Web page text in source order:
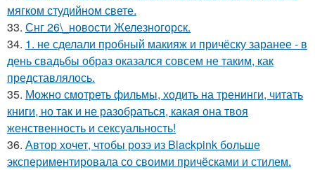
мягком студийном свете.
33. Снг 26\_новости Железногорск.
34. 1. не сделали пробный макияж и причёску заранее - в
день свадьбы образ оказался совсем не таким, как
представлялось.
35. Можно смотреть фильмы, ходить на тренинги, читать
книги, но так и не разобраться, какая она твоя
женственность и сексуальность!
36. Автор хочет, чтобы розэ из Blackpink больше
экспериментировала со своими причёсками и стилем.